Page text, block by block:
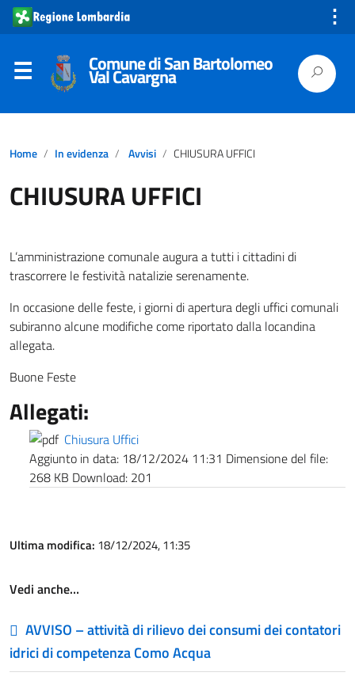
⋮
Comune di San Bartolomeo
Val Cavargna
Home In evidenza Avvisi CHIUSURA UFFICI
CHIUSURA UFFICI
L’amministrazione comunale augura a tutti i cittadini di
trascorrere le festività natalizie serenamente.
In occasione delle feste, i giorni di apertura degli uffici comunali
subiranno alcune modifiche come riportato dalla locandina
allegata.
Buone Feste
Allegati:
Chiusura Uffici
Aggiunto in data: 18/12/2024 11:31 Dimensione del file:
268 KB Download: 201
Ultima modifica: 18/12/2024, 11:35
Vedi anche…
AVVISO – attività di rilievo dei consumi dei contatori
idrici di competenza Como Acqua